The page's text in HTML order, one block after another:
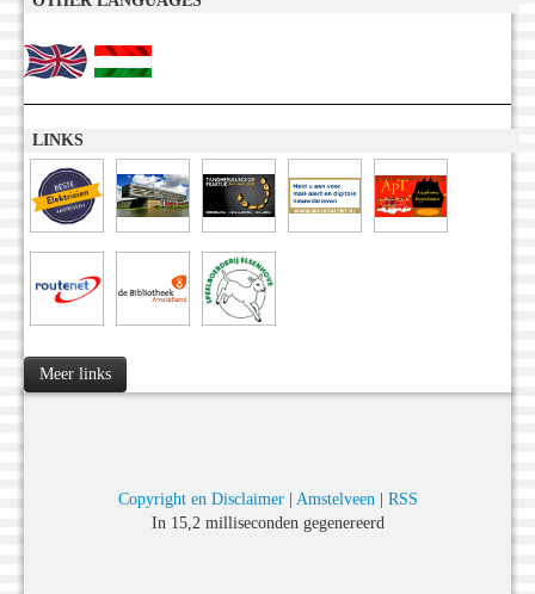
LINKS
Meer links
Copyright en Disclaimer| Amstelveen | RSS
In 15,2 milliseconden gegenereerd